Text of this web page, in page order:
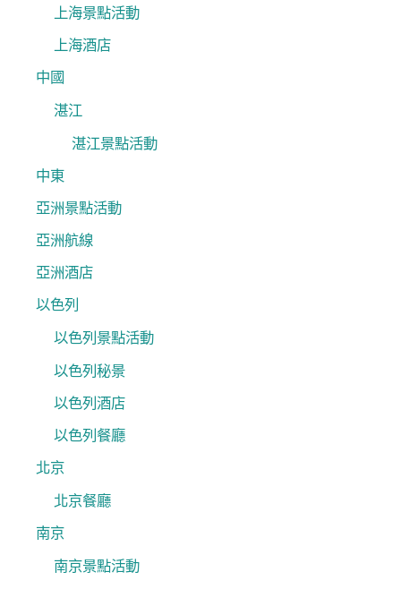
上海景點活動
上海酒店
中國
湛江
湛江景點活動
中東
亞洲景點活動
亞洲航線
亞洲酒店
以色列
以色列景點活動
以色列秘景
以色列酒店
以色列餐廳
北京
北京餐廳
南京
南京景點活動